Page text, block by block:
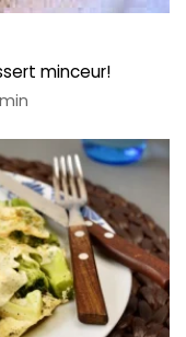
minceur!